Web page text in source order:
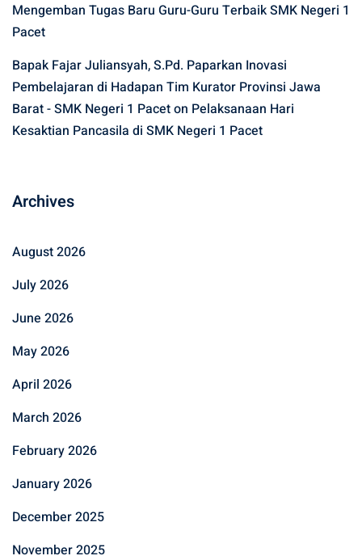
Mengemban Tugas Baru Guru-Guru Terbaik SMK Negeri 1
Pacet
Bapak Fajar Juliansyah, S.Pd. Paparkan Inovasi
Pembelajaran di Hadapan Tim Kurator Provinsi Jawa
Barat - SMK Negeri 1 Paceton Pelaksanaan Hari
Kesaktian Pancasila di SMK Negeri 1 Pacet
Archives
August 2026
July 2026
June 2026
May 2026
April 2026
March 2026
February 2026
January 2026
December 2025
November 2025